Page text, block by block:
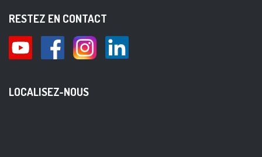
RESTEZ EN CONTACT
LOCALISEZ-NOUS